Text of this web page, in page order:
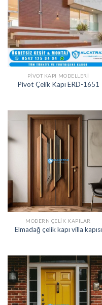
PIVOT KAPI MODELLERI
Pivot Çelik Kapı ERD-1651
MODERN ÇELIK KAPILAR
Elmadağ çelik kapı villa kapısı